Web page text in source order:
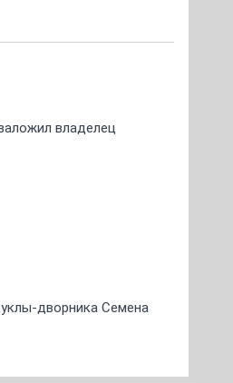
владелец
дворника Семена